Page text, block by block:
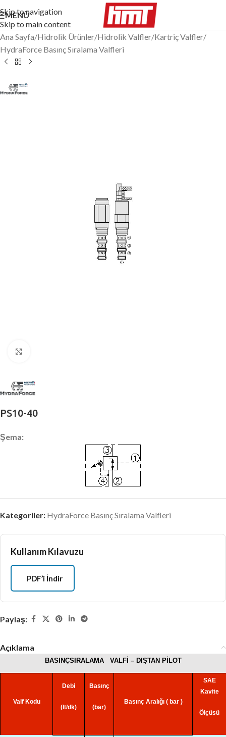
Skip to navigation
Skip to main content
MENÜ
Ana Sayfa/Hidrolik Ürünler/Hidrolik Valfler/Kartriç Valfler/
HydraForce Basınç Sıralama Valfleri
PS10-40
Şema:
Kategoriler: HydraForce Basınç Sıralama Valfleri
Kullanım Kılavuzu
PDF’i İndir
Paylaş:
Açıklama
BASINÇSIRALAMA VALFİ – DIŞTAN PİLOT
Valf Kodu
Debi
(lt/dk)
Basınç
(bar)
Basınç Aralığı ( bar )
SAE
Kavite
Ölçüsü